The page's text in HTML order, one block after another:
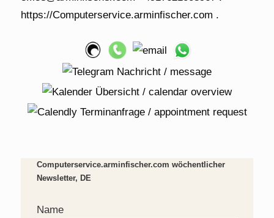
Computerservice.arminfischer.com wöchentlicher
Newsletter, DE
Name